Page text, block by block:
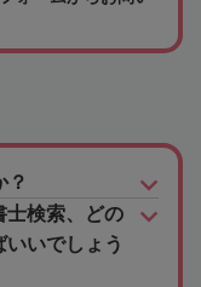
？
士検索、どの
いでしょう